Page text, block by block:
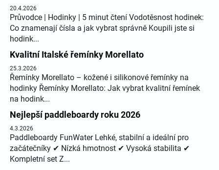
20.4.2026
Průvodce | Hodinky | 5 minut čtení Vodotěsnost hodinek:
Co znamenají čísla a jak vybrat správně Koupili jste si
hodink...
Kvalitní Italské řemínky Morellato
25.3.2026
Řemínky Morellato – kožené i silikonové řemínky na
hodinky Řemínky Morellato: Jak vybrat kvalitní řemínek
na hodink...
Nejlepší paddleboardy roku 2026
4.3.2026
Paddleboardy FunWater Lehké, stabilní a ideální pro
začátečníky ✔ Nízká hmotnost ✔ Vysoká stabilita ✔
Kompletní set Z...